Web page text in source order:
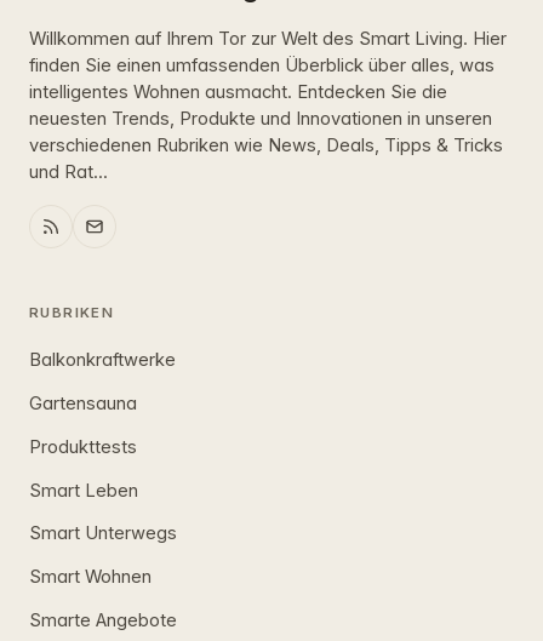
Willkommen auf Ihrem Tor zur Welt des Smart Living. Hier
finden Sie einen umfassenden Überblick über alles, was
intelligentes Wohnen ausmacht. Entdecken Sie die
neuesten Trends, Produkte und Innovationen in unseren
verschiedenen Rubriken wie News, Deals, Tipps & Tricks
und Rat...
RUBRIKEN
Balkonkraftwerke
Gartensauna
Produkttests
Smart Leben
Smart Unterwegs
Smart Wohnen
Smarte Angebote